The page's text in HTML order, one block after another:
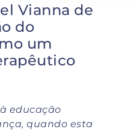
Vianna de
do
um
educação
quando esta